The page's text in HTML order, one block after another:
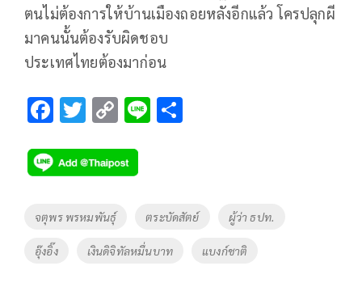
ตนไม่ต้องการให้บ้านเมืองถอยหลังอีกแล้ว โครปลุกผี
มาคนนั้นต้องรับผิดชอบ
ประเทศไทยต้องมาก่อน
F
e
b
o
o
k
T
tt
er
C
p
y
n
k
Li
Tags
จตุพร พรหมพันธุ์ ตระบัดสัตย์ ผู้ว่า ธปท.
อุ๊งอิ๊ง เงินดิจิทัลหมื่นบาท แบงก์ชาติ